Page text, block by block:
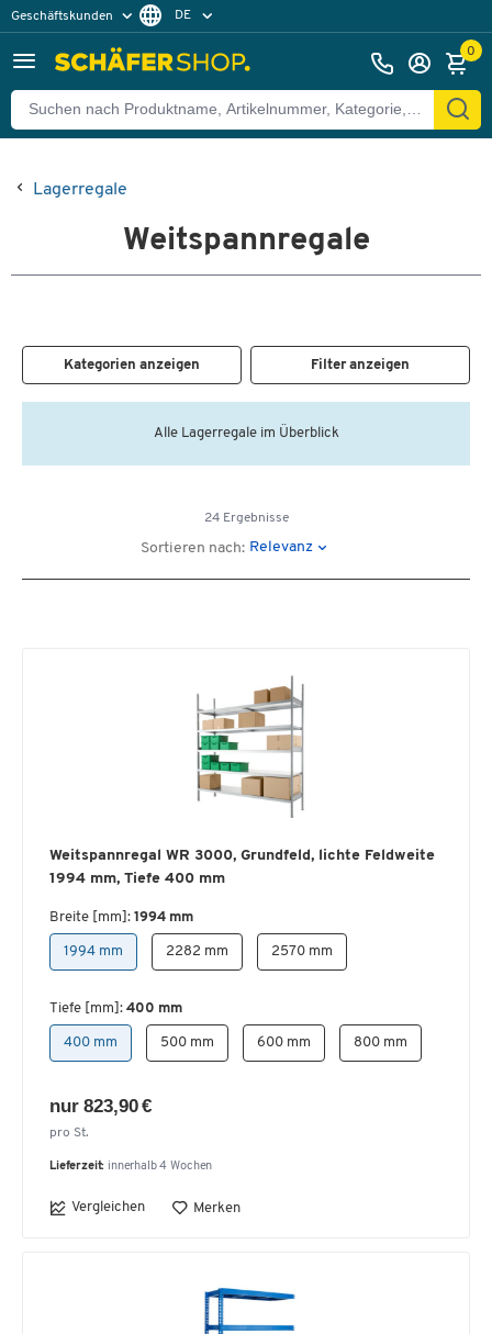
Geschäftskunden DE
0
Lagerregale
Weitspannregale
Kategorien anzeigen Filter anzeigen
Alle Lagerregale im Überblick
24 Ergebnisse
Sortieren nach: Relevanz
Weitspannregal WR 3000, Grundfeld, lichte Feldweite
1994 mm, Tiefe 400 mm
Breite [mm]: 1994 mm
1994 mm 2282 mm 2570 mm
Tiefe [mm]: 400 mm
400 mm 500 mm 600 mm 800 mm
nur 823,90 €
pro St.
Lieferzeit: innerhalb 4 Wochen
Vergleichen Merken